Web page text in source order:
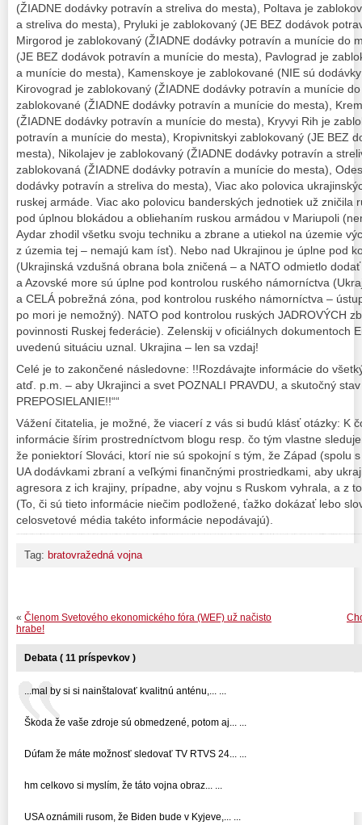
(ŽIADNE dodávky potravín a streliva do mesta), Poltava je
a streliva do mesta), Pryluki je zablokovaný (JE BEZ dodávok
Mirgorod je zablokovaný (ŽIADNE dodávky potravín a munície do
(JE BEZ dodávok potravín a munície do mesta), Pavlograd je
a munície do mesta), Kamenskoye je zablokované (NIE sú
Kirovograd je zablokovaný (ŽIADNE dodávky potravín a munície
zablokované (ŽIADNE dodávky potravín a munície do mesta),
(ŽIADNE dodávky potravín a munície do mesta), Kryvyi Rih je
potravín a munície do mesta), Kropivnitskyi zablokovaný (JE BEZ
mesta), Nikolajev je zablokovaný (ŽIADNE dodávky potravín a
zablokovaná (ŽIADNE dodávky potravín a munície do mesta),
dodávky potravín a streliva do mesta), Viac ako polovica
ruskej armáde. Viac ako polovicu banderských jednotiek už zničila
pod úplnou blokádou a obliehaním ruskou armádou v Mariupoli
Aydar zhodil všetku svoju techniku a zbrane a utiekol na územie
z územia tej – nemajú kam ísť). Nebo nad Ukrajinou je úplne pod
(Ukrajinská vzdušná obrana bola zničená – a NATO odmietlo
a Azovské more sú úplne pod kontrolou ruského námorníctva
a CELÁ pobrežná zóna, pod kontrolou ruského námorníctva –
po mori je nemožný). NATO pod kontrolou ruských JADROVÝCH
povinnosti Ruskej federácie). Zelenskij v oficiálnych dokumentoch
uvedenú situáciu uznal. Ukrajina – len sa vzdaj!
Celé je to zakončené následovne: !!Rozdávajte informácie do
atď. p.m. – aby Ukrajinci a svet POZNALI PRAVDU, a skutočný
PREPOSIELANIE!!““
Vážení čitatelia, je možné, že viacerí z vás si budú klásť otázky: K
informácie šírim prostredníctvom blogu resp. čo tým vlastne
že poniektorí Slováci, ktorí nie sú spokojní s tým, že Západ (spolu
UA dodávkami zbraní a veľkými finančnými prostriedkami, aby
agresora z ich krajiny, prípadne, aby vojnu s Ruskom vyhrala, a z
(To, či sú tieto informácie niečim podložené, ťažko dokázať lebo
celosvetové média takéto informácie nepodávajú).
Tag: bratovražedná vojna
« Členom Svetového ekonomického fóra (WEF) už načisto
hrabe!
Debata ( 11 príspevkov )
...mal by si si nainštalovať kvalitnú anténu,... ...
Škoda že vaše zdroje sú obmedzené, potom aj... ...
Dúfam že máte možnosť sledovať TV RTVS 24... ...
hm celkovo si myslím, že táto vojna obraz... ...
USA oznámili rusom, že Biden bude v Kyjeve,... ...